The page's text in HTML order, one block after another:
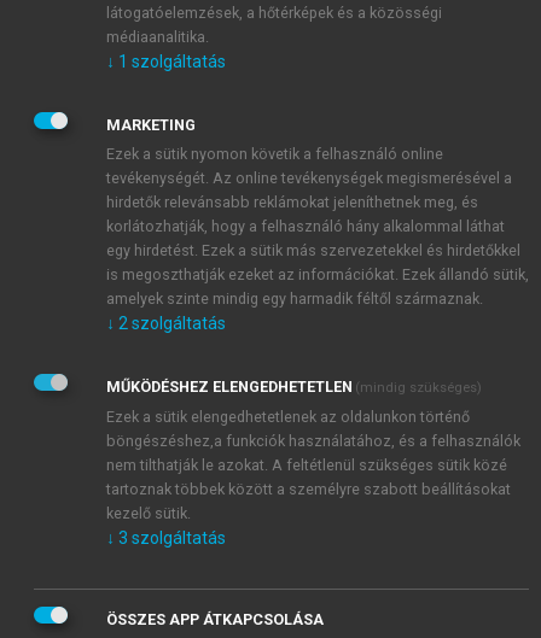
JELSZÓ
JELSZÓ ÚJRA
Kérek értesítést a MeRSZ újdonságairól, akcióiról.
Kérek értesítést az Akadémiai Kiadó Zrt. újdonságairól,
Adatkezelési tájékoztatóbanfoglaltakat tudomásul
veszem és elfogadom.
Általános vásárlási feltételeket, valamint a szotar.netés a
mersz.huoldalak licencszerződéseiben foglaltakat
tudomásul veszem és elfogadom.
KIPRÓBÁLOM
látogatóelemzések, a hőtérképek és a közösségi
médiaanalitika.
↓ 1 szolgáltatás
MARKETING
Ezek a sütik nyomon követik a felhasználó online
tevékenységét. Az online tevékenységek megismerésével a
hirdetők relevánsabb reklámokat jeleníthetnek meg, és
korlátozhatják, hogy a felhasználó hány alkalommal láthat
egy hirdetést. Ezek a sütik más szervezetekkel és hirdetőkkel
is megoszthatják ezeket az információkat. Ezek állandó sütik,
amelyek szinte mindig egy harmadik féltől származnak.
↓ 2 szolgáltatás
MŰKÖDÉSHEZ ELENGEDHETETLEN (mindig szükséges)
Ezek a sütik elengedhetetlenek az oldalunkon történő
böngészéshez,a funkciók használatához, és a felhasználók
nem tilthatják le azokat. A feltétlenül szükséges sütik közé
tartoznak többek között a személyre szabott beállításokat
kezelő sütik.
↓ 3 szolgáltatás
ÖSSZES APP ÁTKAPCSOLÁSA